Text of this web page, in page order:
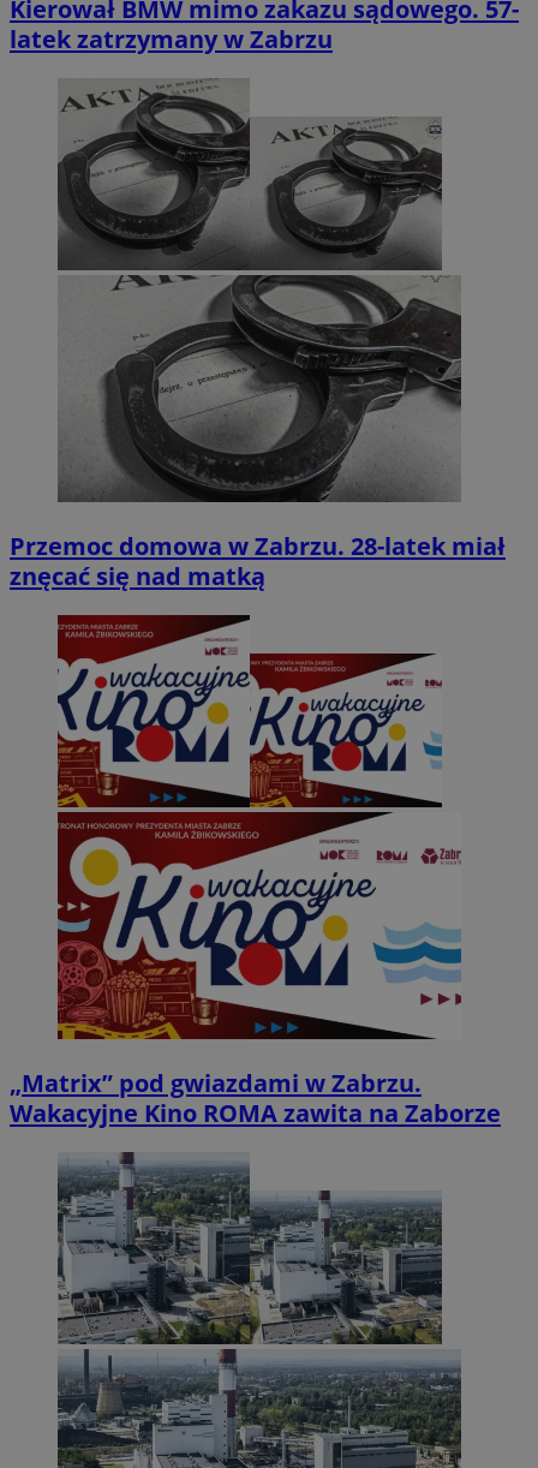
Kierował BMW mimo zakazu sądowego. 57-
latek zatrzymany w Zabrzu
Przemoc domowa w Zabrzu. 28-latek miał
znęcać się nad matką
„Matrix” pod gwiazdami w Zabrzu.
Wakacyjne Kino ROMA zawita na Zaborze